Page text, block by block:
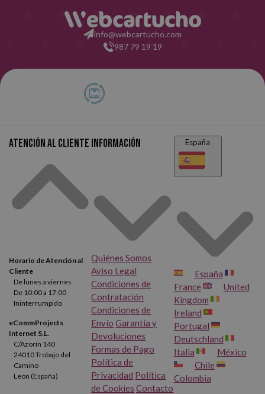
info@webcartucho.com
987 79 19 19
Atención al cliente
Horario de Atención al
Cliente
De lunes a viernes
De 10:00 a 17:00
Ininterrumpido
eCommProjects
Internet S.L.
C/Azorín 140
24010 Trobajo del
Camino
León (España)
Información
Quiénes Somos
Aviso Legal
Condiciones de
Contratación
Condiciones de
Envío Garantía y
Devoluciones
Formas de Pago
Política de
Privacidad Política
de Cookies Contacto
España
España
France
United
Kingdom
Ireland
Portugal
Deutschland
Italia
México
Chile
Colombia